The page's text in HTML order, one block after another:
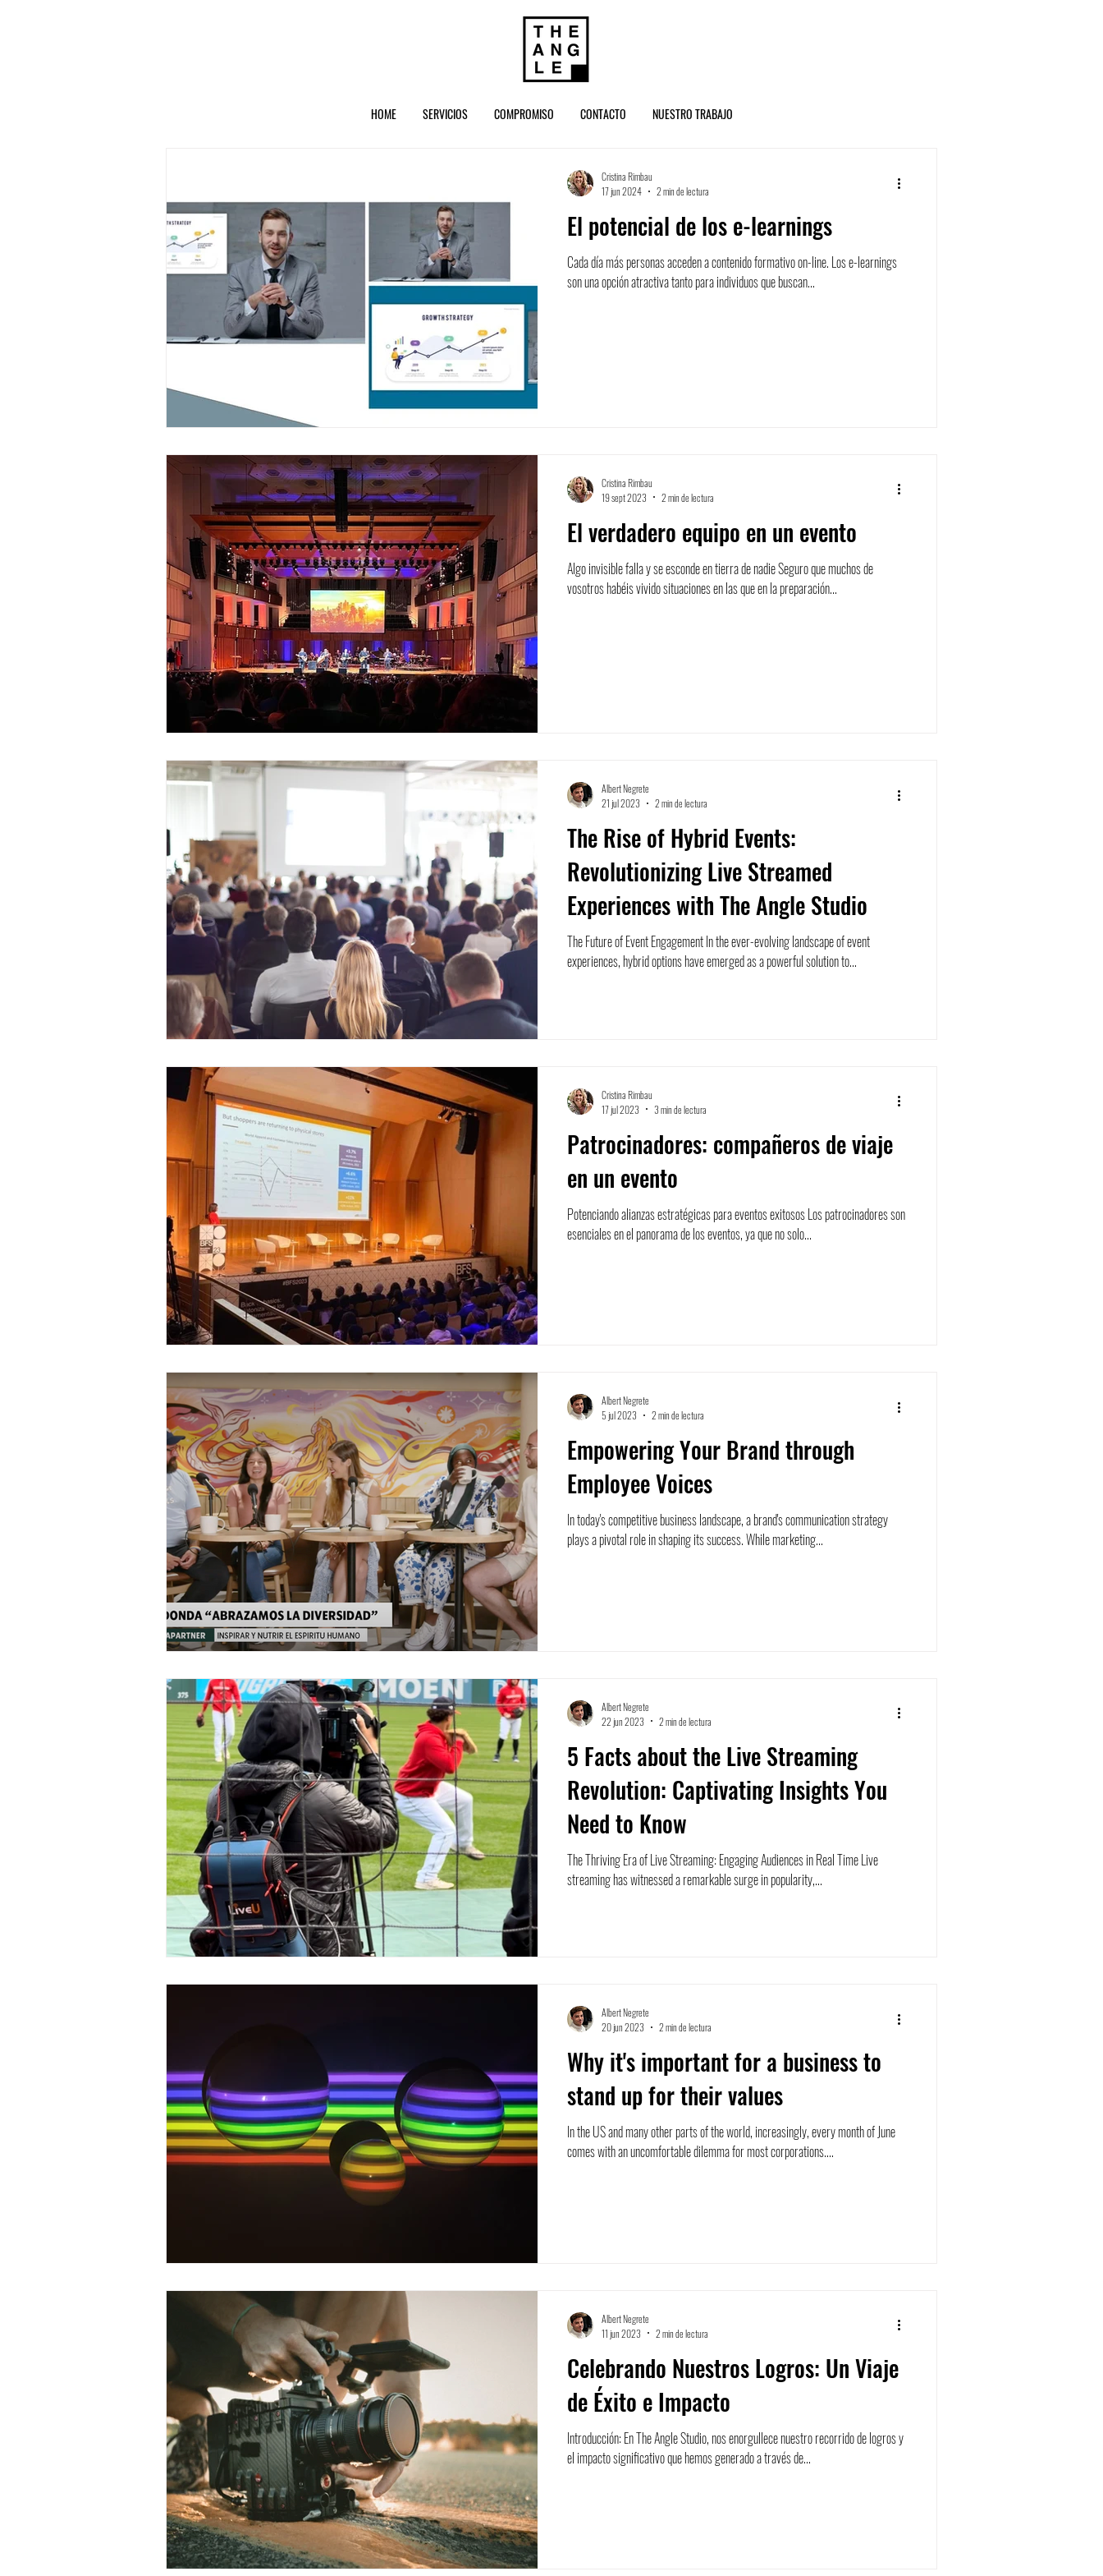
HOME SERVICIOS COMPROMISO CONTACTO NUESTRO TRABAJO
El potencial de los e-learnings
Cada día más personas acceden a contenido formativo on-line. Los e-learnings
son una opción atractiva tanto para individuos que buscan...
Cristina Rimbau
17 jun 2024
2 min de lectura
El verdadero equipo en un evento
Algo invisible falla y se esconde en tierra de nadie Seguro que muchos de
vosotros habéis vivido situaciones en las que en la preparación...
Cristina Rimbau
19 sept 2023
2 min de lectura
The Rise of Hybrid Events:
Revolutionizing Live Streamed
Experiences with The Angle Studio
The Future of Event Engagement In the ever-evolving landscape of event
experiences, hybrid options have emerged as a powerful solution to...
Albert Negrete
21 jul 2023
2 min de lectura
Patrocinadores: compañeros de viaje
en un evento
Potenciando alianzas estratégicas para eventos exitosos Los patrocinadores son
esenciales en el panorama de los eventos, ya que no solo...
Cristina Rimbau
17 jul 2023
3 min de lectura
Empowering Your Brand through
Employee Voices
In today's competitive business landscape, a brand's communication strategy
plays a pivotal role in shaping its success. While marketing...
Albert Negrete
5 jul 2023
2 min de lectura
5 Facts about the Live Streaming
Revolution: Captivating Insights You
Need to Know
The Thriving Era of Live Streaming: Engaging Audiences in Real Time Live
streaming has witnessed a remarkable surge in popularity,...
Albert Negrete
22 jun 2023
2 min de lectura
Why it's important for a business to
stand up for their values
In the US and many other parts of the world, increasingly, every month of June
comes with an uncomfortable dilemma for most corporations....
Albert Negrete
20 jun 2023
2 min de lectura
Celebrando Nuestros Logros: Un Viaje
de Éxito e Impacto
Introducción: En The Angle Studio, nos enorgullece nuestro recorrido de logros y
el impacto significativo que hemos generado a través de...
Albert Negrete
11 jun 2023
2 min de lectura